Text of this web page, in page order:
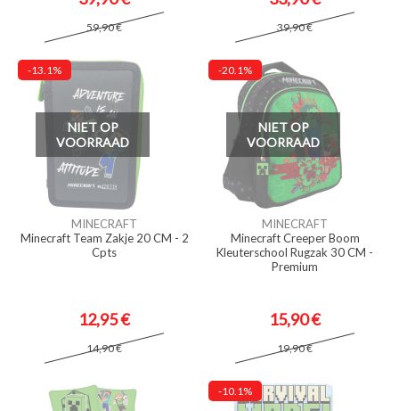
59,90 € 39,90 €
-13.1%
NIET OP
VOORRAAD
MINECRAFT
Minecraft Team Zakje 20 CM - 2
Cpts
12,95 €
14,90 €
-20.1%
NIET OP
VOORRAAD
MINECRAFT
Minecraft Creeper Boom
Kleuterschool Rugzak 30 CM -
Premium
15,90 €
19,90 €
-10.1%